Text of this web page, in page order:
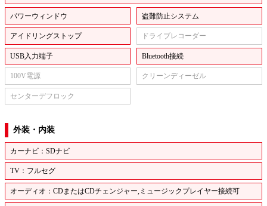
パワーウィンドウ 盗難防止システム
アイドリングストップ ドライブレコーダー
USB入力端子 Bluetooth接続
100V電源 クリーンディーゼル
センターデフロック
外装・内装
カーナビ：SDナビ
TV：フルセグ
オーディオ：CDまたはCDチェンジャー,ミュージックプレイヤー接続可